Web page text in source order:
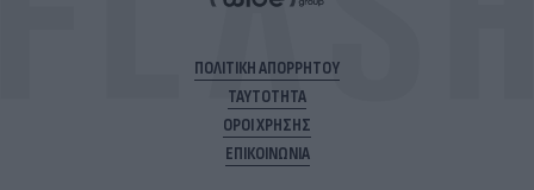
ΠΟΛΙΤΙΚΗ ΑΠΟΡΡΗΤΟΥ
ΤΑΥΤΟΤΗΤΑ
ΟΡΟΙ ΧΡΗΣΗΣ
ΕΠΙΚΟΙΝΩΝΙΑ